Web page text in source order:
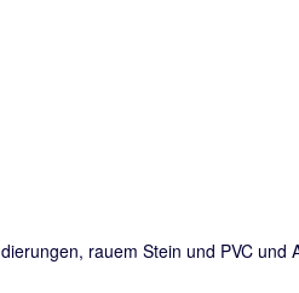
rauem Stein und PVC und